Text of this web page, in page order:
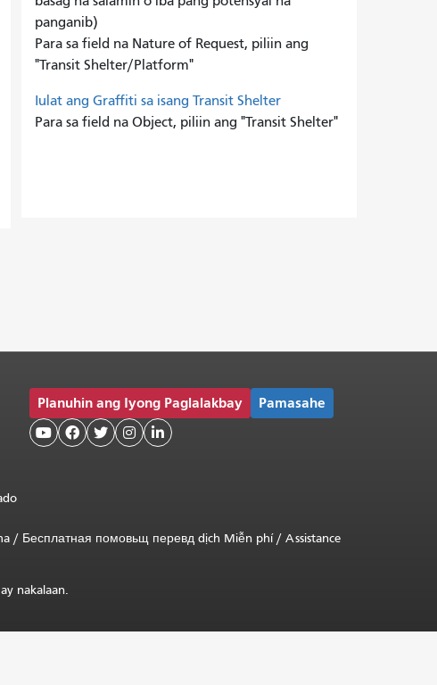
panganib)
Para sa field na Nature of Request, piliin ang
"Transit Shelter/Platform"
Iulat ang Graffiti sa isang Transit Shelter
Para sa field na Object, piliin ang "Transit Shelter"
Planuhin ang Iyong Paglalakbay Pamasahe
    
/ Бесплатная помовьщ перевд dịch Miễn phí/ Assistance
nakalaan.